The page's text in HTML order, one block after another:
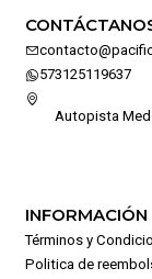
573125119637
Autopista
INFORMACIÓN
Términos y
Politica de